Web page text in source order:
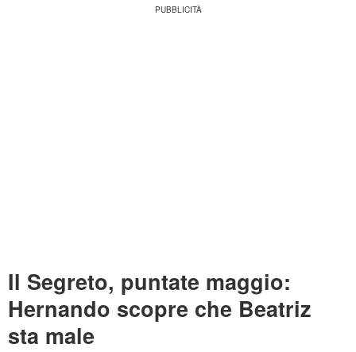
Il Segreto, puntate maggio:
Hernando scopre che Beatriz
sta male